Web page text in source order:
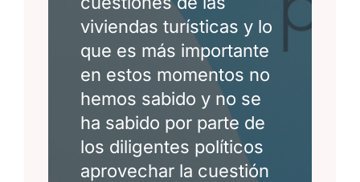
viviendas turísticas y lo
que es más importante
en estos momentos no
hemos sabido y no se
ha sabido por parte de
los diligentes políticos
aprovechar la cuestión